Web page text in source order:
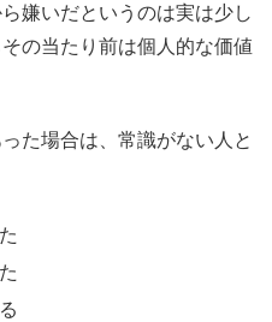
嫌いだというのは実は少し
の当たり前は個人的な価値
た場合は、常識がない人と